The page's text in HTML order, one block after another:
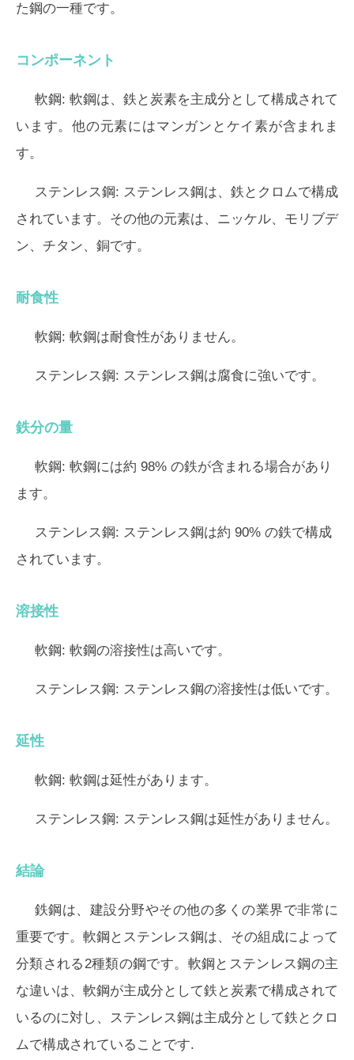
た鋼の一種です。
コンポーネント
軟鋼: 軟鋼は、鉄と炭素を主成分として構成されて
います。他の元素にはマンガンとケイ素が含まれま
す。
ステンレス鋼: ステンレス鋼は、鉄とクロムで構成
されています。その他の元素は、ニッケル、モリブデ
ン、チタン、銅です。
耐食性
軟鋼: 軟鋼は耐食性がありません。
ステンレス鋼: ステンレス鋼は腐食に強いです。
鉄分の量
軟鋼: 軟鋼には約 98% の鉄が含まれる場合があり
ます。
ステンレス鋼: ステンレス鋼は約 90% の鉄で構成
されています。
溶接性
軟鋼: 軟鋼の溶接性は高いです。
ステンレス鋼: ステンレス鋼の溶接性は低いです。
延性
軟鋼: 軟鋼は延性があります。
ステンレス鋼: ステンレス鋼は延性がありません。
結論
鉄鋼は、建設分野やその他の多くの業界で非常に
重要です。軟鋼とステンレス鋼は、その組成によって
分類される2種類の鋼です。軟鋼とステンレス鋼の主
な違いは、軟鋼が主成分として鉄と炭素で構成されて
いるのに対し、ステンレス鋼は主成分として鉄とクロ
ムで構成されていることです.